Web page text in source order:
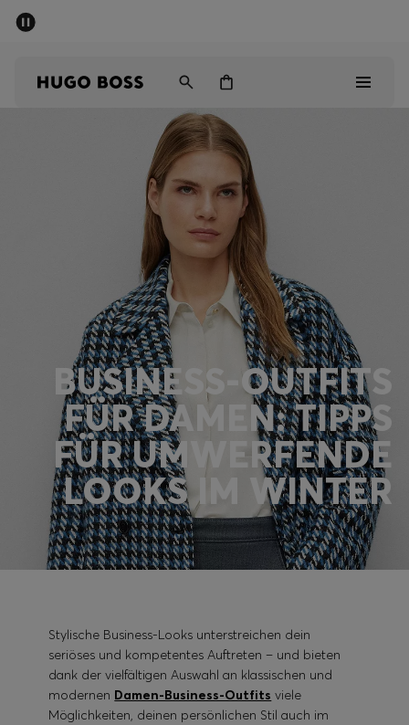
Entdecken
Login / Jetzt registrieren
Favorit (Artikel)
FAQ & Hilfe
BUSINESS-OUTFITS
FÜR DAMEN: TIPPS
FÜR UMWERFENDE
LOOKS IM WINTER
Stylische Business-Looks unterstreichen dein
seriöses und kompetentes Auftreten – und bieten
dank der vielfältigen Auswahl an klassischen und
modernen Damen-Business-Outfits viele
Möglichkeiten, deinen persönlichen Stil auch im